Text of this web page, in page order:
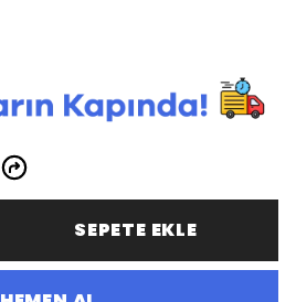
SEPETE EKLE